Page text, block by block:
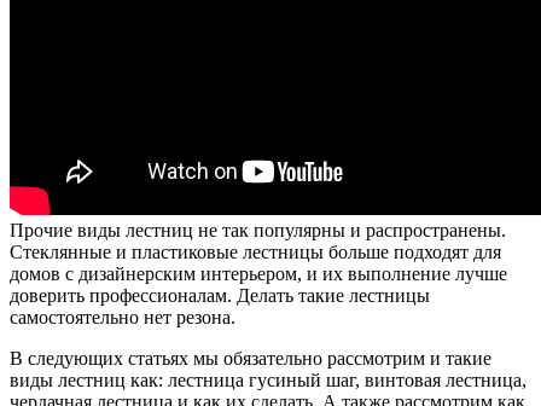
Прочие виды лестниц не так популярны и распространены.
Стеклянные и пластиковые лестницы больше подходят для
домов с дизайнерским интерьером, и их выполнение лучше
доверить профессионалам. Делать такие лестницы
самостоятельно нет резона.
В следующих статьях мы обязательно рассмотрим и такие
виды лестниц как: лестница гусиный шаг, винтовая лестница,